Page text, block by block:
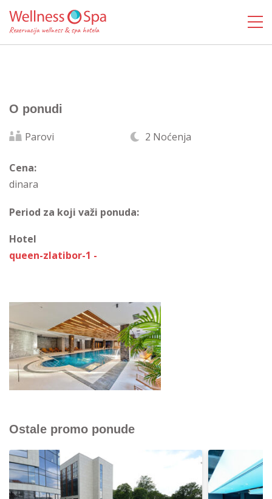
O ponudi
Parovi 2 Noćenja
Cena:
dinara
Period za koji važi ponuda:
Hotel
queen-zlatibor-1 -
Ostale promo ponude